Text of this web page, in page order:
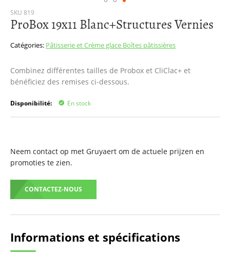
SKU 819
ProBox 19x11 Blanc+Structures Vernies
Catégories: Pâtisserie et Crème glace Boîtes pâtissières
Combinez différentes tailles de Probox et CliClac+ et
bénéficiez des remises ci-dessous.
Disponibilité: En stock
Neem contact op met Gruyaert om de actuele prijzen en
promoties te zien.
CONTACTEZ-NOUS
Passer
au
de
d’images
Informations et spécifications